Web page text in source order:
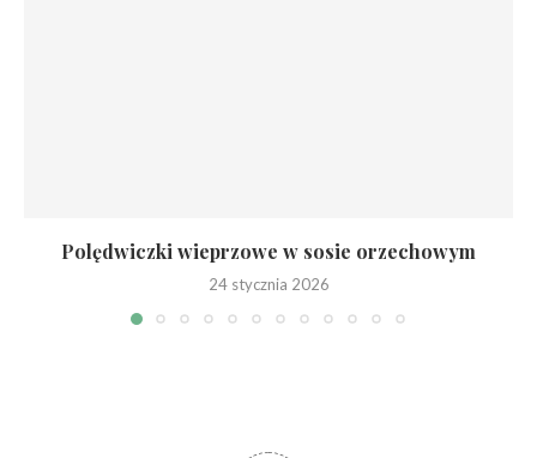
Polędwiczki wieprzowe w sosie orzechowym
24 stycznia 2026